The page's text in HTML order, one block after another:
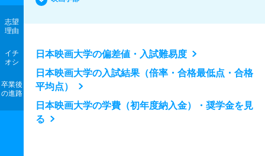
志望
理由
イチ
オシ
卒業後
の進路
日本映画大学の偏差値・入試難易度
日本映画大学の入試結果（倍率・合格最低点・合格
平均点）
日本映画大学の学費（初年度納入金）・奨学金を見
る